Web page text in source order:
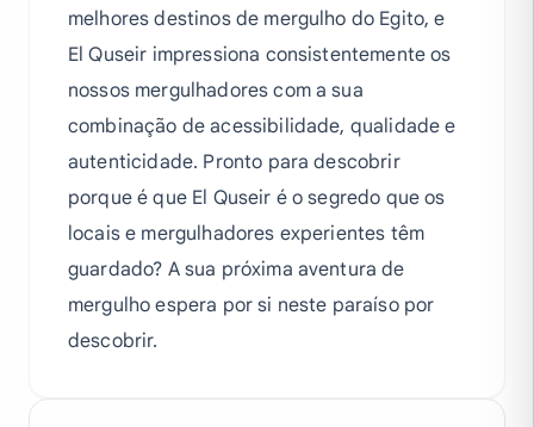
melhores destinos de mergulho do Egito, e
El Quseir impressiona consistentemente os
nossos mergulhadores com a sua
combinação de acessibilidade, qualidade e
autenticidade. Pronto para descobrir
porque é que El Quseir é o segredo que os
locais e mergulhadores experientes têm
guardado? A sua próxima aventura de
mergulho espera por si neste paraíso por
descobrir.